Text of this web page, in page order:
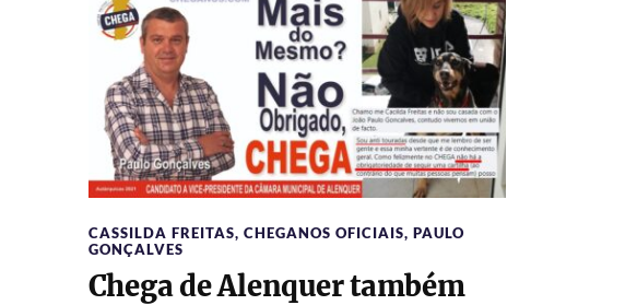
CASSILDA FREITAS, CHEGANOS OFICIAIS, PAULO
GONÇALVES
Chega de Alenquer também